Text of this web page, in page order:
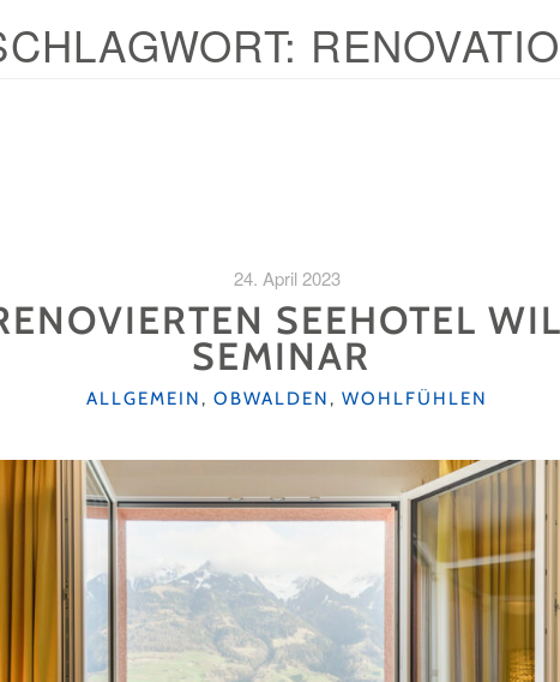
24. April 2023
SEEHOTEL
SEMINAR
KATEGORIEN
ALLGEMEIN, OBWALDEN, WOHLFÜHLEN